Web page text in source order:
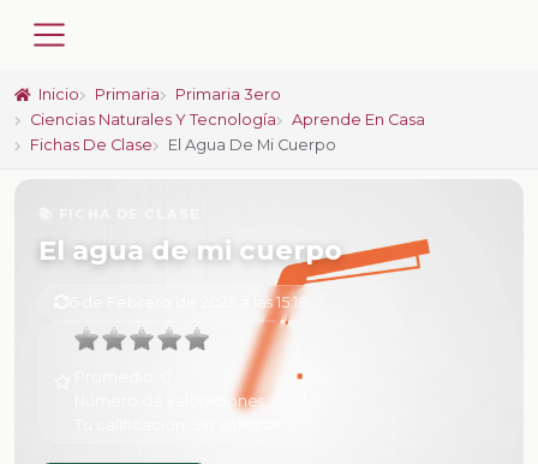
Inicio Primaria
Primaria 3ero
Ciencias Naturales Y Tecnología
Aprende En Casa
Fichas De Clase
El Agua De Mi Cuerpo
El agua de mi cuerpo
6 de Febrero de 2025 a las 15:18
Número de valoraciones: